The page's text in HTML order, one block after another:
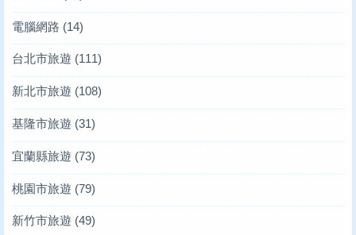
電腦網路 (14)
台北市旅遊 (111)
新北市旅遊 (108)
基隆市旅遊 (31)
宜蘭縣旅遊 (73)
桃園市旅遊 (79)
新竹市旅遊 (49)